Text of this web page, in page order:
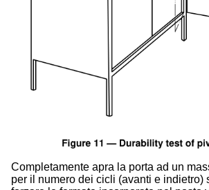
Completamente apra la porta ad un
per il numero dei cicli (avanti e indietro)